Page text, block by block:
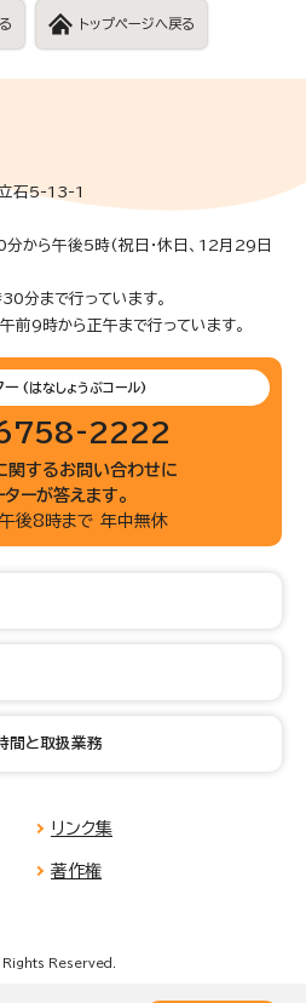
トップページへ戻る
石5-13-1
から午後5時(祝日・休日、12月29日
分まで行っています。
前9時から正午まで行っています。
ー (はなしょうぶコール)
2222
関するお問い合わせに
ターが答えます。
後8時まで 年中無休
間と取扱業務
リンク集
著作権
Reserved.